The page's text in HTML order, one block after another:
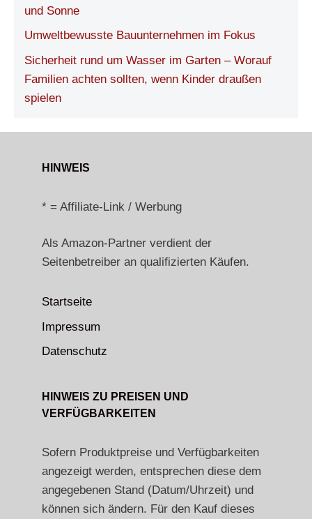
und Sonne
Umweltbewusste Bauunternehmen im Fokus
Sicherheit rund um Wasser im Garten – Worauf
Familien achten sollten, wenn Kinder draußen
spielen
HINWEIS
* = Affiliate-Link / Werbung
Als Amazon-Partner verdient der
Seitenbetreiber an qualifizierten Käufen.
Startseite
Impressum
Datenschutz
HINWEIS ZU PREISEN UND
VERFÜGBARKEITEN
Sofern Produktpreise und Verfügbarkeiten
angezeigt werden, entsprechen diese dem
angegebenen Stand (Datum/Uhrzeit) und
können sich ändern. Für den Kauf dieses